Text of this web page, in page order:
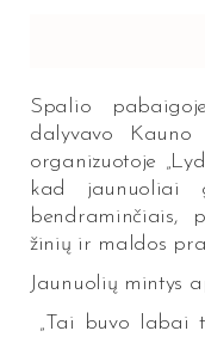
Spalio
dalyvavo Kauno
organizuotoje
kad jaunuoliai
bendraminčiais,
žinių ir maldos
Jaunuolių mintys
„Tai buvo labai